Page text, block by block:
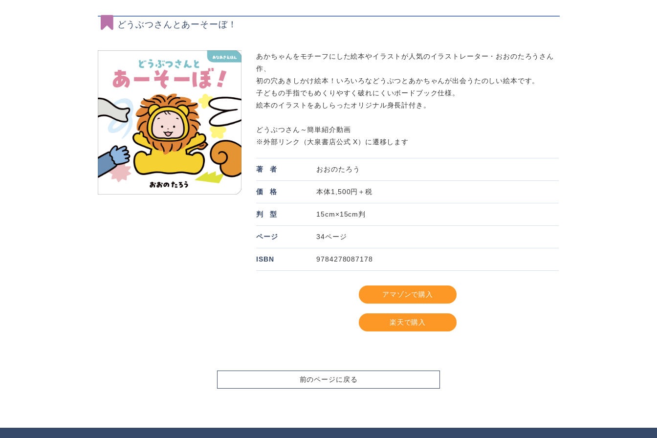
どうぶつさんとあーそーぼ！
あかちゃんをモチーフにした絵本やイラストが人気のイラストレーター・おおのたろうさん
作、
初の穴あきしかけ絵本！いろいろなどうぶつとあかちゃんが出会うたのしい絵本です。
子どもの手指でもめくりやすく破れにくいボードブック仕様。
絵本のイラストをあしらったオリジナル身長計付き。
どうぶつさん～簡単紹介動画
※外部リンク（大泉書店公式 X）に遷移します
著者 おおのたろう
価格 本体1,500円＋税
判型 15cm×15cm判
ページ 34ページ
ISBN 9784278087178
アマゾンで購入
楽天で購入
前のページに戻る